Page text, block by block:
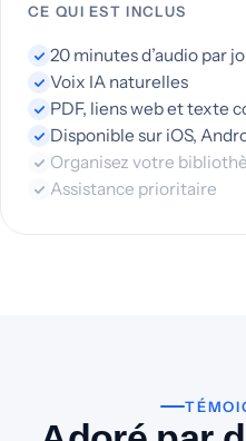
CE QUI EST INCLUS
20 minutes d’audio par
Voix IA naturelles
PDF, liens web et texte
Disponible sur iOS,
Organisez votre
Assistance prioritaire